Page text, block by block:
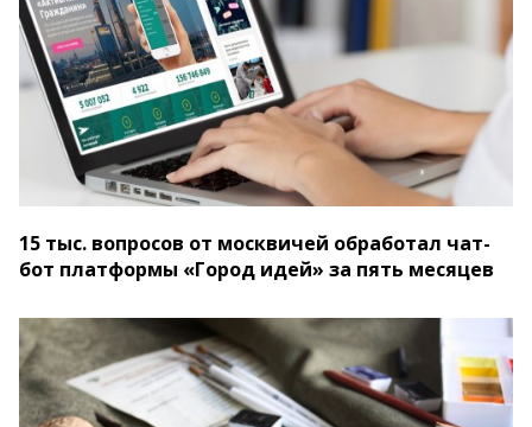
15 тыс. вопросов от москвичей обработал чат-
бот платформы «Город идей» за пять месяцев